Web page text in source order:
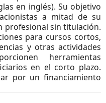
en inglés). Su objetivo
a mitad de su
profesional sin titulación.
para cursos cortos,
y otras actividades
herramientas
en el corto plazo.
por un financiamiento